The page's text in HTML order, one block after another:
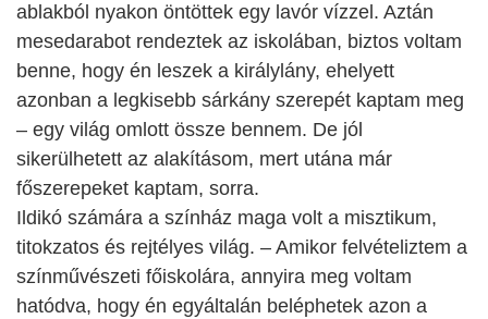
ablakból nyakon öntöttek egy lavór vízzel. Aztán
mesedarabot rendeztek az iskolában, biztos voltam
benne, hogy én leszek a királylány, ehelyett
azonban a legkisebb sárkány szerepét kaptam meg
– egy világ omlott össze bennem. De jól
sikerülhetett az alakításom, mert utána már
főszerepeket kaptam, sorra.
Ildikó számára a színház maga volt a misztikum,
titokzatos és rejtélyes világ. – Amikor felvételiztem a
színművészeti főiskolára, annyira meg voltam
hatódva, hogy én egyáltalán beléphetek azon a